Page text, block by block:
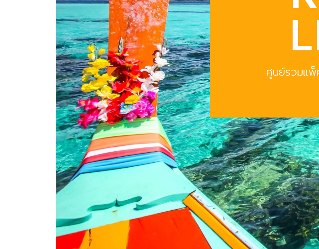
ศูนย์รวมแพ็ค